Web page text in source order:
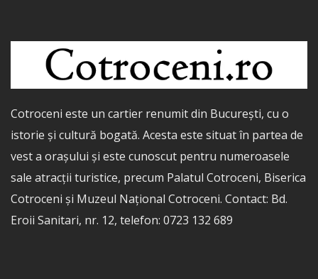
Cotroceni este un cartier renumit din București, cu o
istorie și cultură bogată. Acesta este situat în partea de
vest a orașului și este cunoscut pentru numeroasele
sale atracții turistice, precum Palatul Cotroceni, Biserica
Cotroceni și Muzeul Național Cotroceni. Contact: Bd.
Eroii Sanitari, nr. 12, telefon: 0723 132 689